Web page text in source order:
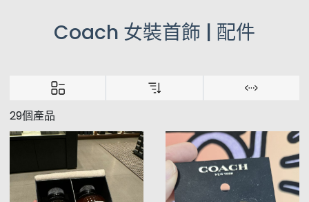
Coach 女裝首飾 | 配件
29個產品